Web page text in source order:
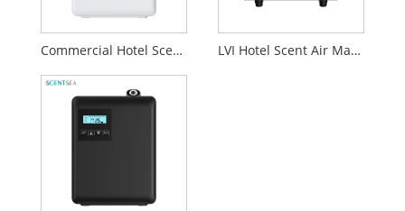
Commercial Hotel Scent Air Machine LVI Hotel Scent Air Machine